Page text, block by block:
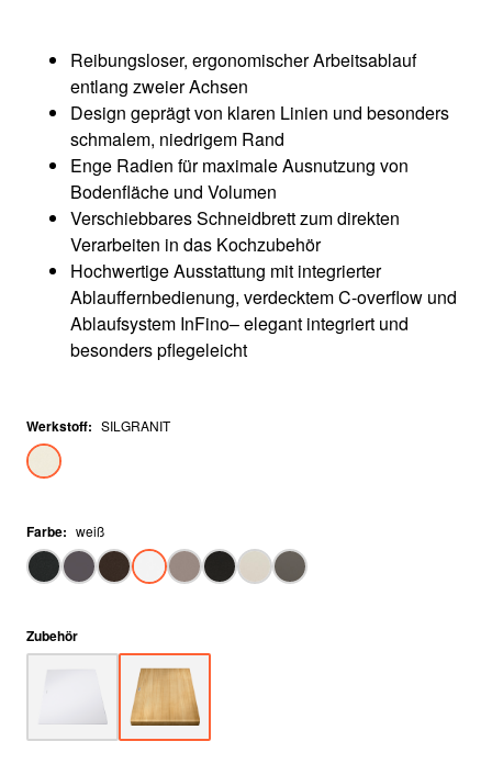
Reibungsloser, ergonomischer Arbeitsablauf
entlang zweier Achsen
Design geprägt von klaren Linien und besonders
schmalem, niedrigem Rand
Enge Radien für maximale Ausnutzung von
Bodenfläche und Volumen
Verschiebbares Schneidbrett zum direkten
Verarbeiten in das Kochzubehör
Hochwertige Ausstattung mit integrierter
Ablauffernbedienung, verdecktem C-overflow und
Ablaufsystem InFino– elegant integriert und
besonders pflegeleicht
Werkstoff: SILGRANIT
Farbe: weiß
Zubehör